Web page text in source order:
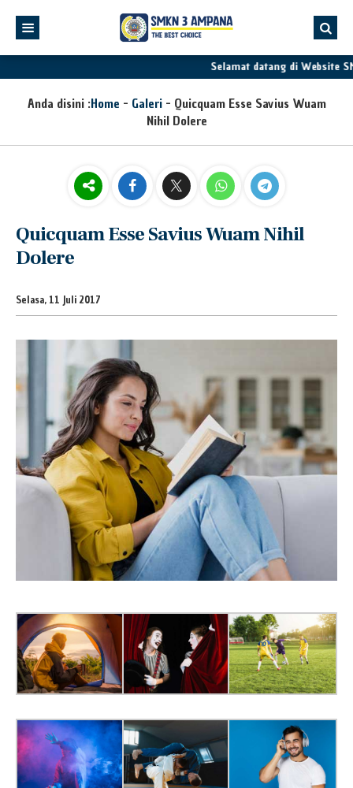
Selamat datang di Website
Anda disini :Home - Galeri- Quicquam Esse Savius Wuam
Nihil Dolere
Quicquam Esse Savius Wuam Nihil
Dolere
Selasa, 11 Juli 2017